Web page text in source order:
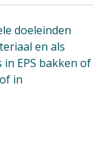
doeleinden
en als
EPS bakken of
in